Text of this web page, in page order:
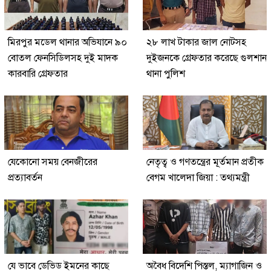
মিরপুর মডেল থানার অভিযানে ৯০
বোতল ফেনসিডিলসহ দুই মাদক
কারবারি গ্রেফতার
২৮ লাখ টাকার জাল নোটসহ
দুইজনকে গ্রেফতার করেছে গুলশান
থানা পুলিশ
যেকোনো সময় বেনজীরের
প্রত্যাবর্তন
নেতৃত্ব ও গণতন্ত্রের মূর্তমান প্রতীক
বেগম খালেদা জিয়া : তথ্যমন্ত্রী
যে ভাবে ডেভিড ইমনের কাছে
অবৈধ বিদেশি পিস্তল, ম্যাগাজিন ও